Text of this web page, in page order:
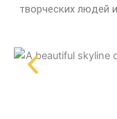
творческих людей